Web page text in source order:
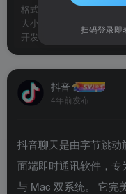
格式
大小
开发
抖音
4年前发布
抖音聊天是由字节跳
面端即时通讯软件，
与 Mac 双系统。 它完
扫码登录即